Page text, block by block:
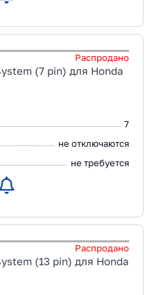
Распродано
(7 pin) для Honda
7
не отключаются
не требуется
Распродано
(13 pin) для Honda